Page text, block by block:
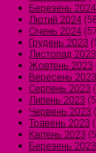
Березень 2024
Лютий 2024
Січень 2024
Грудень 2023
Листопад 2023
Жовтень 2023
Вересень 2023
Серпень 2023
Липень 2023
Червень 2023
Травень 2023
Квітень 2023
Березень 2023